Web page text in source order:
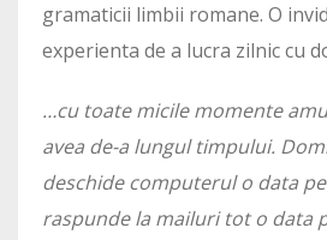
gramaticii limbii romane. O
experienta de a lucra zilnic cu
…cu toate micile momente
avea de-a lungul timpului.
deschide computerul o data
raspunde la mailuri tot o data